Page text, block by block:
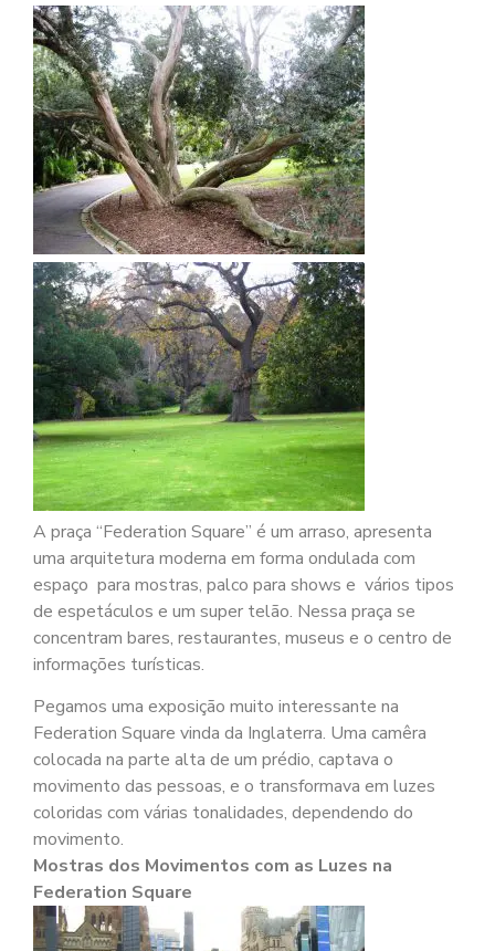
A praça “Federation Square” é um arraso, apresenta
uma arquitetura moderna em forma ondulada com
espaço para mostras, palco para shows e vários tipos
de espetáculos e um super telão. Nessa praça se
concentram bares, restaurantes, museus e o centro de
informações turísticas.
Pegamos uma exposição muito interessante na
Federation Square vinda da Inglaterra. Uma camêra
colocada na parte alta de um prédio, captava o
movimento das pessoas, e o transformava em luzes
coloridas com várias tonalidades, dependendo do
movimento.
Mostras dos Movimentos com as Luzes na
Federation Square